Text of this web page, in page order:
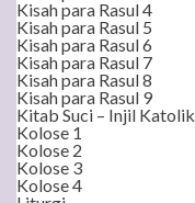
Kisah para Rasul 4
Kisah para Rasul 5
Kisah para Rasul 6
Kisah para Rasul 7
Kisah para Rasul 8
Kisah para Rasul 9
Kitab Suci – Injil Katolik
Kolose 1
Kolose 2
Kolose 3
Kolose 4